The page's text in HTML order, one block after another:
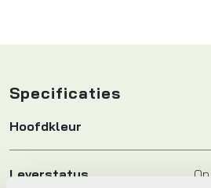
Specificaties
Hoofdkleur
Leverstatus